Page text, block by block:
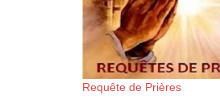
Requête de Prières